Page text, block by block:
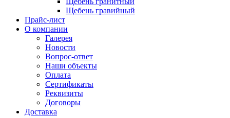
Щебень гравийный
Прайс-лист
О компании
Галерея
Новости
Вопрос-ответ
Наши объекты
Оплата
Сертификаты
Реквизиты
Договоры
Доставка